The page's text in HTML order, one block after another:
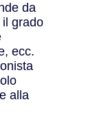
da
il grado
ecc.
alla